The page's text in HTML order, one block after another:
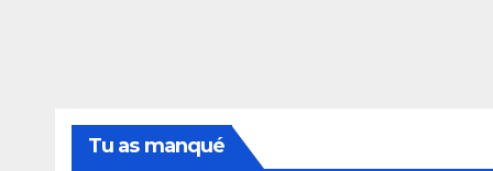
Tu as manqué